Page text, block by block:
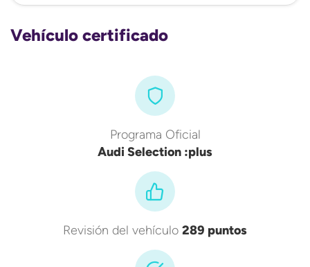
Vehículo certificado
Programa Oficial
Audi Selection :plus
Revisión del vehículo 289 puntos